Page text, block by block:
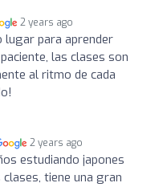
2 years ago
lugar para aprender
las clases son
al ritmo de cada
2 years ago
estudiando japones
tiene una gran